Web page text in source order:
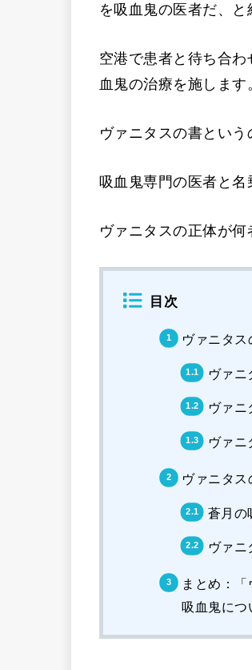
を吸血鬼の医者だ、と
空港で患者と待ち合
血鬼の治療を施します
ヴァニタスの書という
吸血鬼専門の医者と名
ヴァニタスの正体が何
目次
ヴァニタス
ヴァニ
ヴァニ
ヴァニ
ヴァニタ
蒼月の
ヴァニ
まとめ：
吸血鬼につ